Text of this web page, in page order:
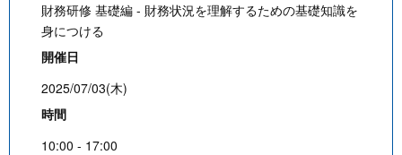
財務研修 基礎編 - 財務状況を理解するための基礎知識を
身につける
開催日
2025/07/03(木)
時間
10:00 - 17:00